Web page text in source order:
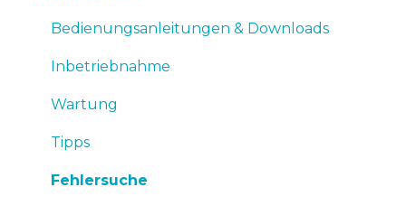
Bedienungsanleitungen & Downloads
Inbetriebnahme
Wartung
Tipps
Fehlersuche